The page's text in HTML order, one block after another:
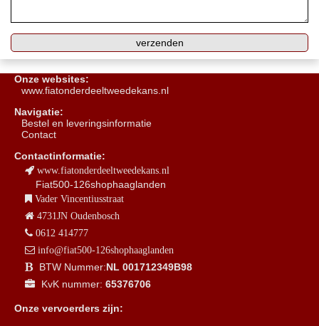
Onze websites:
www.fiatonderdeeltweedekans.nl
Navigatie:
Bestel en leveringsinformatie
Contact
Contactinformatie:
www.fiatonderdeeltweedekans.nl
Fiat500-126shophaaglanden
Vader Vincentiusstraat
4731JN Oudenbosch
0612 414777
info@fiat500-126shophaaglanden
BTW Nummer:NL 001712349B98
KvK nummer: 65376706
Onze vervoerders zijn: